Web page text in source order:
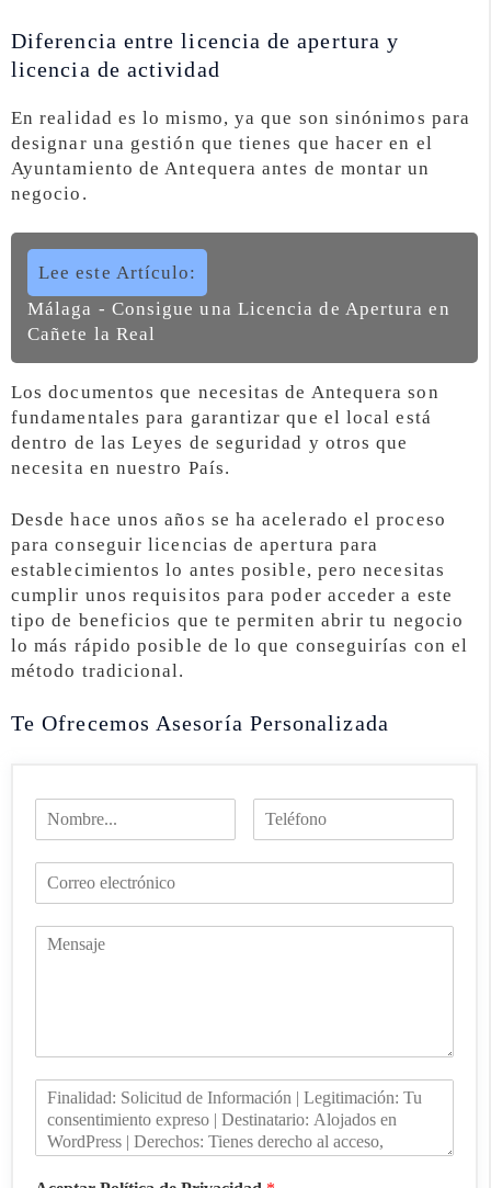
Diferencia entre licencia de apertura y
licencia de actividad
En realidad es lo mismo, ya que son sinónimos para
designar una gestión que tienes que hacer en el
Ayuntamiento de Antequera antes de montar un
negocio.
Lee este Artículo:
Málaga - Consigue una Licencia de Apertura en
Cañete la Real
Los documentos que necesitas de Antequera son
fundamentales para garantizar que el local está
dentro de las Leyes de seguridad y otros que
necesita en nuestro País.
Desde hace unos años se ha acelerado el proceso
para conseguir licencias de apertura para
establecimientos lo antes posible, pero necesitas
cumplir unos requisitos para poder acceder a este
tipo de beneficios que te permiten abrir tu negocio
lo más rápido posible de lo que conseguirías con el
método tradicional.
Te Ofrecemos Asesoría Personalizada